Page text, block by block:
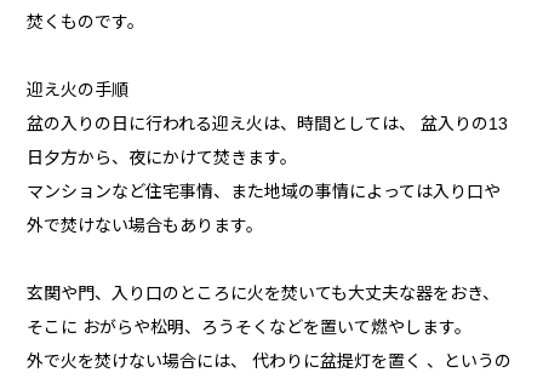
焚くものです。
迎え火の手順
盆の入りの日に行われる迎え火は、時間としては、 盆入りの13
日夕方から、夜にかけて焚きます。
マンションなど住宅事情、また地域の事情によっては入り口や
外で焚けない場合もあります。
玄関や門、入り口のところに火を焚いても大丈夫な器をおき、
そこに おがらや松明、ろうそくなどを置いて燃やします。
外で火を焚けない場合には、 代わりに盆提灯を置く 、というの